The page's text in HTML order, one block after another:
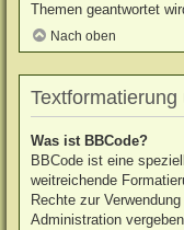
Themen geantwortet
Nach oben
Was ist BBCode?
BBCode ist eine
weitreichende
Rechte zur
Administration